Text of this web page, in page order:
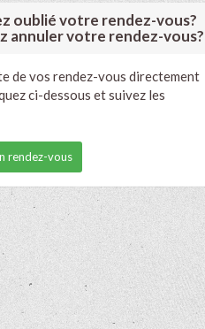
oublié votre rendez-vous?
annuler votre rendez-vous?
de vos rendez-vous directement
ci-dessous et suivez les
rendez-vous